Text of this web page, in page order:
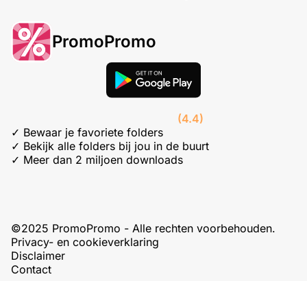
PromoPromo
(4.4)
✓ Bewaar je favoriete folders
✓ Bekijk alle folders bij jou in de buurt
✓ Meer dan 2 miljoen downloads
©2025 PromoPromo - Alle rechten voorbehouden.
Privacy- en cookieverklaring
Disclaimer
Contact